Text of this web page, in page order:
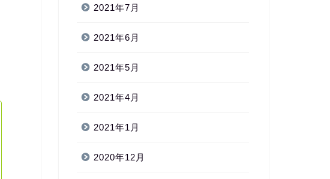
2021年7月
2021年6月
2021年5月
2021年4月
2021年1月
2020年12月